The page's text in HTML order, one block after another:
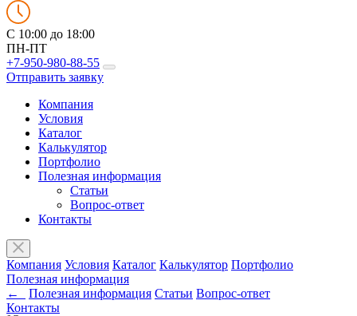
C 10:00 до 18:00
ПН-ПТ
+7-950-980-88-55
Отправить заявку
Компания
Условия
Каталог
Калькулятор
Портфолио
Полезная информация
Статьи
Вопрос-ответ
Контакты
Компания Условия Каталог Калькулятор Портфолио
Полезная информация
←
Полезная информация Статьи Вопрос-ответ
Контакты